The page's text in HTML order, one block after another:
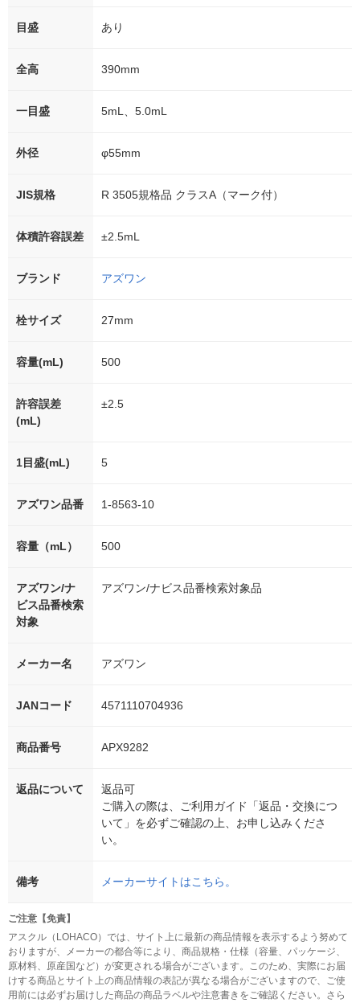
目盛 あり
全高 390mm
一目盛 5mL、5.0mL
外径 φ55mm
JIS規格 R 3505規格品 クラスA（マーク付）
体積許容誤差 ±2.5mL
ブランド アズワン
栓サイズ 27mm
容量(mL) 500
許容誤差
(mL)
±2.5
1目盛(mL) 5
アズワン品番 1-8563-10
容量（mL） 500
アズワン/ナ
ビス品番検索
対象
アズワン/ナビス品番検索対象品
メーカー名 アズワン
JANコード 4571110704936
商品番号 APX9282
返品について
返品可
ご購入の際は、ご利用ガイド「返品・交換につ
いて」を必ずご確認の上、お申し込みくださ
い。
備考 メーカーサイトはこちら。
ご注意【免責】
アスクル（LOHACO）では、サイト上に最新の商品情報を表示するよう努めて
おりますが、メーカーの都合等により、商品規格・仕様（容量、パッケージ、
原材料、原産国など）が変更される場合がございます。このため、実際にお届
けする商品とサイト上の商品情報の表記が異なる場合がございますので、ご使
用前には必ずお届けした商品の商品ラベルや注意書きをご確認ください。さら